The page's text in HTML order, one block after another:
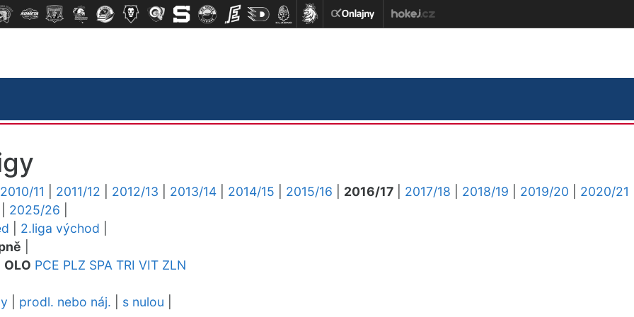
2010/11 2011/12 2012/13 2013/14 2014/15 2015/16 2016/17 2017/18 2018/19 2019/20
2020/21
2025/26
2.liga východ
OLO PCE PLZ SPA TRI VIT ZLN
prodl. nebo náj. s nulou